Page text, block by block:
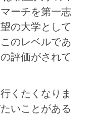
ーチを第一志
の大学として
のレベルであ
評価がされて
くたくなりま
いことがある